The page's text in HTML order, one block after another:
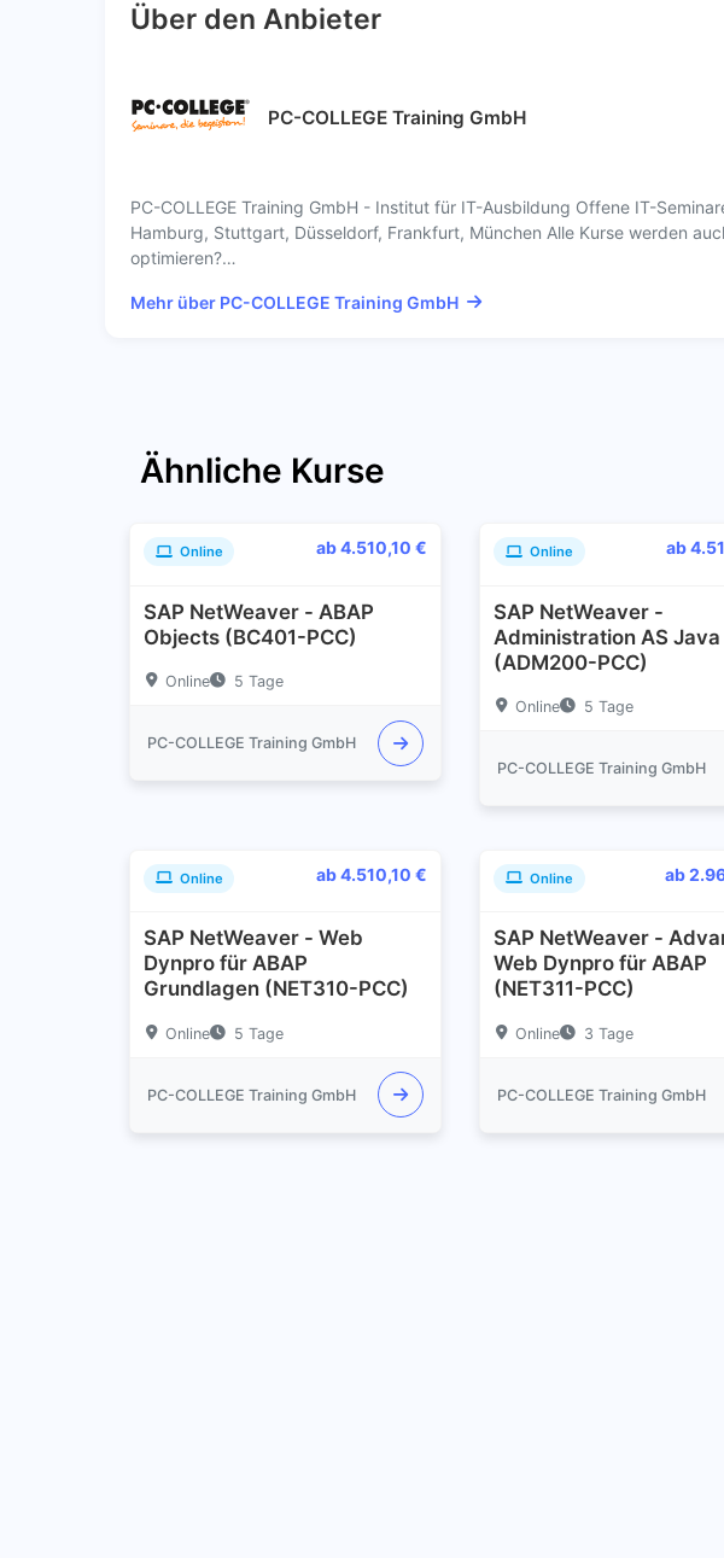
Über den Anbieter
PC-COLLEGE Training GmbH
PC-COLLEGE Training GmbH - Institut für IT-Ausbildung Offene IT-
Hamburg, Stuttgart, Düsseldorf, Frankfurt, München Alle Kurse werden
optimieren?…
Mehr über PC-COLLEGE Training GmbH
Ähnliche Kurse
Online ab 4.510,10 €
SAP NetWeaver - ABAP
Objects (BC401-PCC)
Online 5 Tage
PC-COLLEGE Training GmbH
Online ab
SAP NetWeaver -
Administration AS Java
(ADM200-PCC)
Online 5 Tage
PC-COLLEGE Training GmbH
Online ab 4.510,10 €
SAP NetWeaver - Web
Dynpro für ABAP
Grundlagen (NET310-PCC)
Online 5 Tage
PC-COLLEGE Training GmbH
Online ab
SAP NetWeaver -
Web Dynpro für ABAP
(NET311-PCC)
Online 3 Tage
PC-COLLEGE Training GmbH